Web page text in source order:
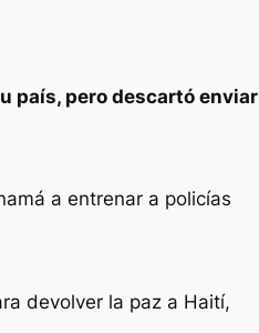
país, pero descartó enviar
a entrenar a policías
devolver la paz a Haití,